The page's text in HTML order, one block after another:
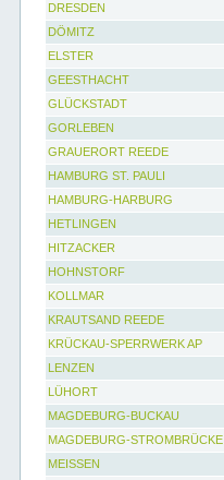
DRESDEN
DÖMITZ
ELSTER
GEESTHACHT
GLÜCKSTADT
GORLEBEN
GRAUERORT REEDE
HAMBURG ST. PAULI
HAMBURG-HARBURG
HETLINGEN
HITZACKER
HOHNSTORF
KOLLMAR
KRAUTSAND REEDE
KRÜCKAU-SPERRWERK AP
LENZEN
LÜHORT
MAGDEBURG-BUCKAU
MAGDEBURG-STROMBRÜCKE
MEISSEN